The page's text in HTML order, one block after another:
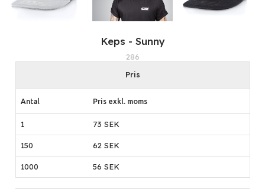
Keps - Sunny
286
Pris
Antal Pris exkl. moms
1 73 SEK
150 62 SEK
1000 56 SEK